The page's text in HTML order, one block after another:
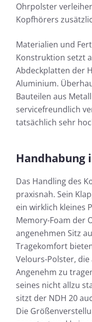
Ohrpolster
Kopfhörers
Materialien und
Konstruktion setzt
Abdeckplatten der
Aluminium.
Bauteilen aus
servicefreundlich
tatsächlich sehr
Handhabung
Das Handling des
praxisnah. Sein
ein wirklich kleines
Memory-Foam der
angenehmen Sitz
Tragekomfort
Velours-Polster,
Angenehm zu
seines nicht allzu
sitzt der NDH 20
Die